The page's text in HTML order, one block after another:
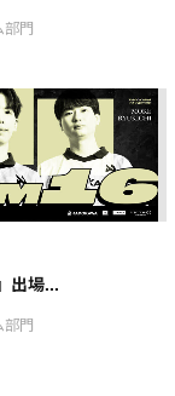
部門
出場...
部門